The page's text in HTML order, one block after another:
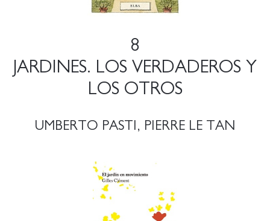
8
JARDINES. LOS VERDADEROS Y
LOS OTROS
UMBERTO PASTI, PIERRE LE TAN